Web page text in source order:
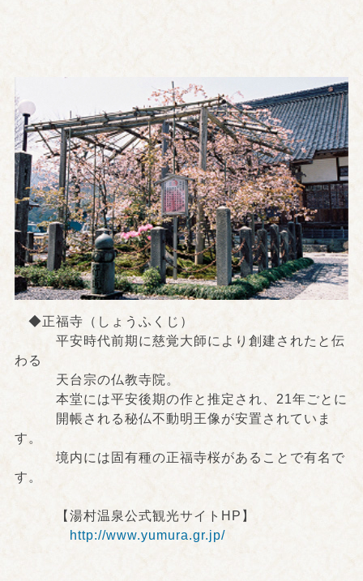
◆正福寺（しょうふくじ）
平安時代前期に慈覚大師により創建されたと伝
わる
天台宗の仏教寺院。
本堂には平安後期の作と推定され、21年ごとに
開帳される秘仏不動明王像が安置されていま
す。
境内には固有種の正福寺桜があることで有名で
す。
【湯村温泉公式観光サイトHP】
http://www.yumura.gr.jp/